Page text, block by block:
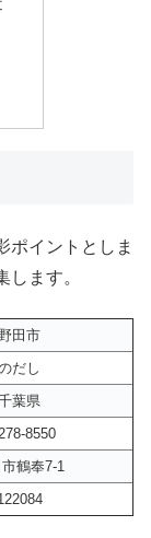
ポイントとしま
ます。
野田市
だし
葉県
8550
鶴奉7-1